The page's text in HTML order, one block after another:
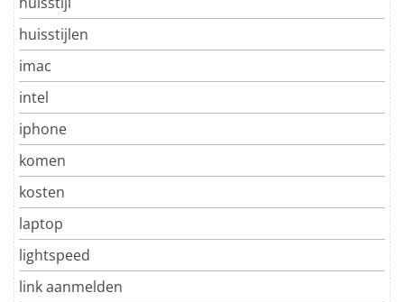
huisstijlen
imac
intel
iphone
komen
kosten
laptop
lightspeed
link aanmelden